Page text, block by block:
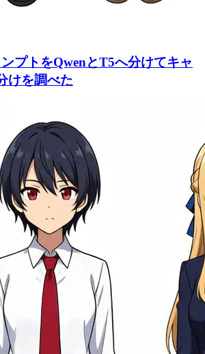
プトをQwenとT5へ分けてキャ
けを調べた